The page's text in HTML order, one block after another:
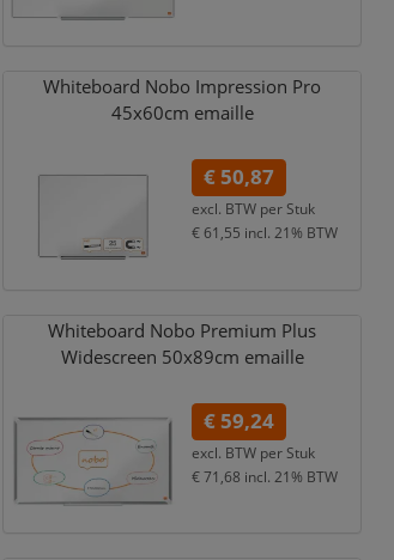
Whiteboard Nobo Impression Pro
45x60cm emaille
€ 50,87
excl. BTW per Stuk
€ 61,55 incl. 21% BTW
Whiteboard Nobo Premium Plus
Widescreen 50x89cm emaille
€ 59,24
excl. BTW per Stuk
€ 71,68 incl. 21% BTW